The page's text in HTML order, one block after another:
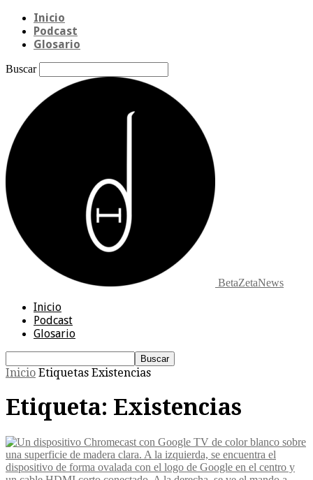
Inicio
Podcast
Glosario
Buscar
BetaZetaNews
Inicio
Podcast
Glosario
Inicio Etiquetas Existencias
Etiqueta: Existencias